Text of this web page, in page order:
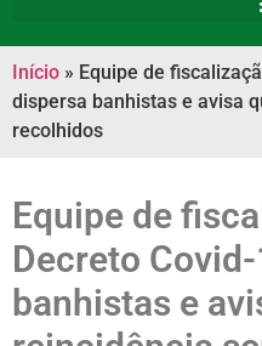
Início » Equipe de
dispersa banhistas e avisa
recolhidos
Equipe de
Decreto
banhistas e